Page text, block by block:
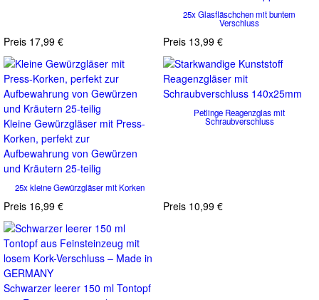
Preis 17,99 €
25x Glasfläschchen mit buntem
Verschluss
Preis 13,99 €
Kleine Gewürzgläser mit Press-
Korken, perfekt zur
Aufbewahrung von Gewürzen
und Kräutern 25-teilig
25x kleine Gewürzgläser mit Korken
Preis 16,99 €
Petlinge Reagenzglas mit
Schraubverschluss
Preis 10,99 €
Schwarzer leerer 150 ml Tontopf